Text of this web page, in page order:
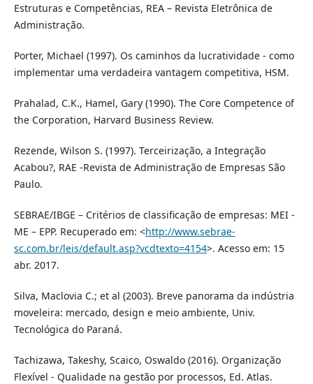
Estruturas e Competências, REA – Revista Eletrônica de
Administração.
Porter, Michael (1997). Os caminhos da lucratividade - como
implementar uma verdadeira vantagem competitiva, HSM.
Prahalad, C.K., Hamel, Gary (1990). The Core Competence of
the Corporation, Harvard Business Review.
Rezende, Wilson S. (1997). Terceirização, a Integração
Acabou?, RAE -Revista de Administração de Empresas São
Paulo.
SEBRAE/IBGE – Critérios de classificação de empresas: MEI -
ME – EPP. Recuperado em: <http://www.sebrae-
sc.com.br/leis/default.asp?vcdtexto=4154>. Acesso em: 15
abr. 2017.
Silva, Maclovia C.; et al (2003). Breve panorama da indústria
moveleira: mercado, design e meio ambiente, Univ.
Tecnológica do Paraná.
Tachizawa, Takeshy, Scaico, Oswaldo (2016). Organização
Flexível - Qualidade na gestão por processos, Ed. Atlas.